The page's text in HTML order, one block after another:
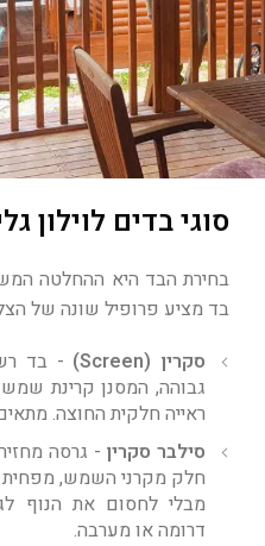
סוגי בדים לוילון
בחירת הבד היא ההחלטה
בד מציע פרופיל שונה של
סקרין (Screen)
- בד
גבוהה, המסנן קרינת
ראייה חלקית החוצה.
סילבר סקרין - גרסה
חלק מקרני השמש, מפחית
מבלי לחסום את הנוף
דרומה או מערבה.